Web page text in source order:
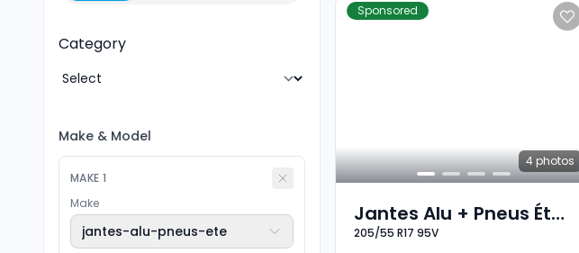
Category
Make & Model
MAKE 1
Make
jantes-alu-pneus-ete
Sponsored
4photos
Jantes Alu + Pneus Été
17 205/55 R17 95V
205/55 R17 95V